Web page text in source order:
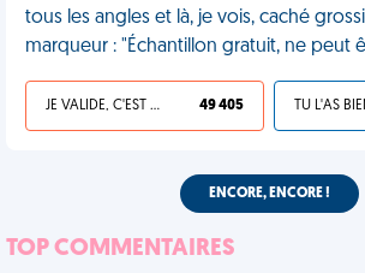
tous les angles et là, je vois, caché
marqueur : "Échantillon gratuit, ne peut
JE VALIDE, C'EST UNE VDM 49 405
ENCORE, ENCORE !
TOP COMMENTAIRES